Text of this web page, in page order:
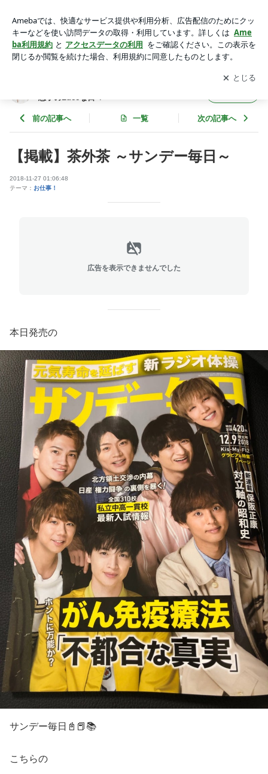
士&保育士 望月理恵子のLuceな日々
アプリをダウンロードして ブログの更新通知
を受け取りまし
ょう。
開く
恵子のLuceな日々
前の記事へ 一覧 次の記事へ
【掲載】茶外茶 ～サンデー毎日～
2018-11-27 01:06:48
テーマ： お仕事！
広告を表示できませんでした
本日発売の
サンデー毎日📓📕📚
こちらの